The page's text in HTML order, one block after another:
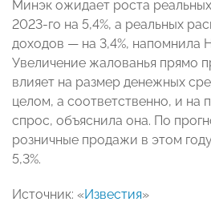
Минэк ожидает роста
2023-го на 5,4%, а реальных
доходов — на 3,4%, напомнила
Увеличение жалованья прямо
влияет на размер денежных
целом, а соответственно, и на
спрос, объяснила она. По
розничные продажи в этом
5,3%.
Источник: «Известия»